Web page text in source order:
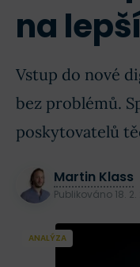
na
Vstup do nové
bez problémů.
poskytovatelů
Martin Klass
Publikováno 18.
ANALÝZA